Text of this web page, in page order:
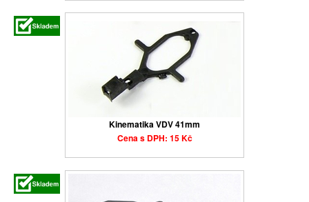
Kinematika VDV 41mm
Cena s DPH: 15 Kč